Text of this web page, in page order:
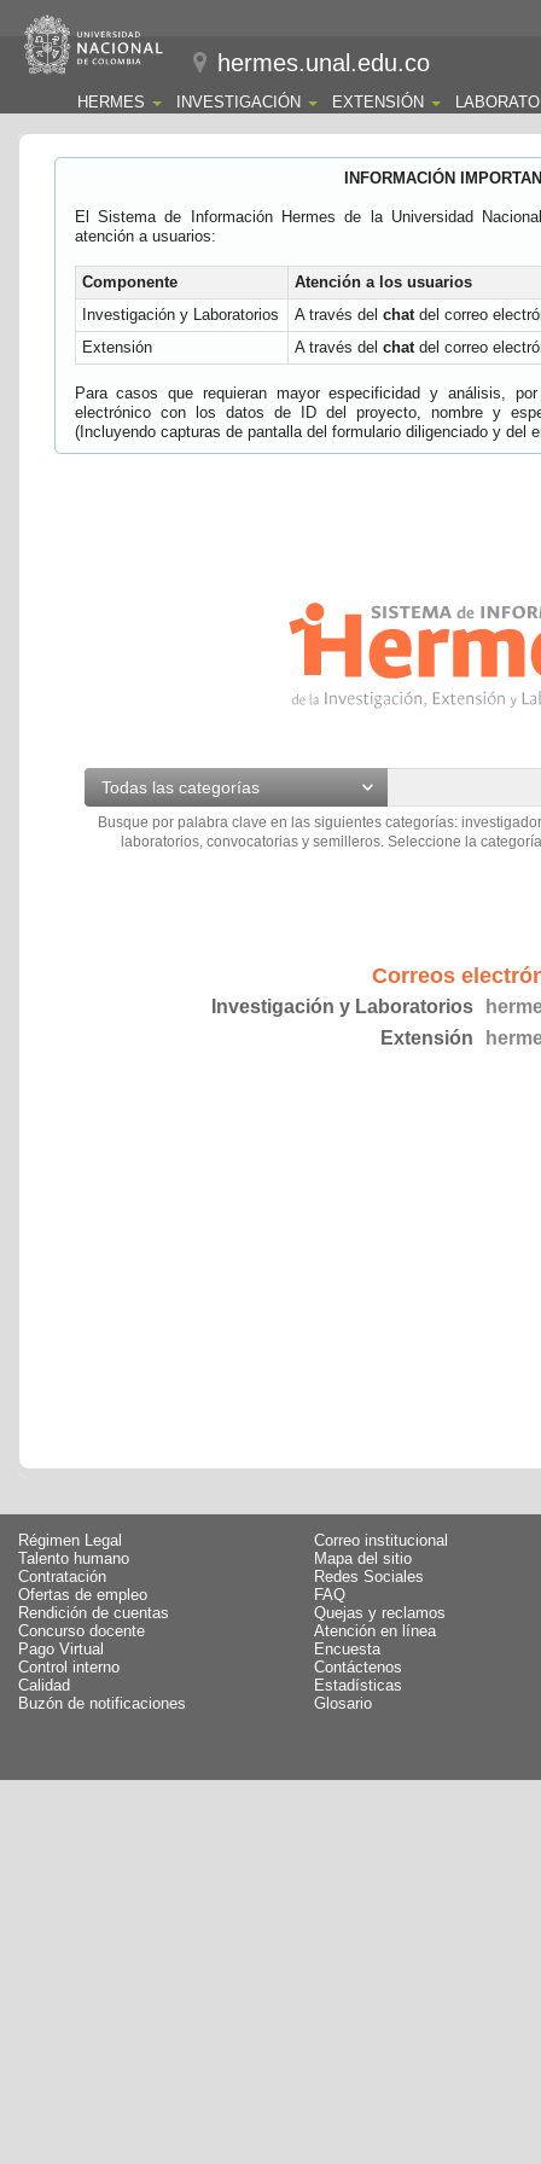
hermes.unal.edu.co
HERMES INVESTIGACIÓN EXTENSIÓN
INFORMACIÓN
El Sistema de Información Hermes de la Universidad
atención a usuarios:
Componente
Atención a los usuarios
Investigación y Laboratorios
A través del chatdel correo
Extensión
A través del chatdel correo
Para casos que requieran mayor especificidad y análisis,
electrónico con los datos de ID del proyecto, nombre y
(Incluyendo capturas de pantalla del formulario diligenciado y del
Todas las categorías
Busque por palabra clave en las siguientes categorías:
laboratorios, convocatorias y semilleros. Seleccione la
Correos
Investigación y Laboratorios
Extensión
Régimen Legal
Talento humano
Contratación
Ofertas de empleo
Rendición de cuentas
Concurso docente
Pago Virtual
Control interno
Calidad
Buzón de notificaciones
Correo institucional
Mapa del sitio
Redes Sociales
FAQ
Quejas y reclamos
Atención en línea
Encuesta
Contáctenos
Estadísticas
Glosario